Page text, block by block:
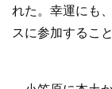
れた。幸運にも
スに参加するこ